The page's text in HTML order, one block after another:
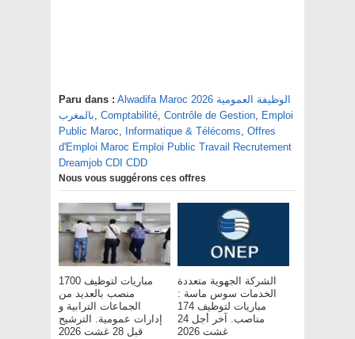
Paru dans : Alwadifa Maroc 2026 الوظيفة العمومية
بالمغرب, Comptabilité, Contrôle de Gestion, Emploi
Public Maroc, Informatique & Télécoms, Offres
d'Emploi Maroc Emploi Public Travail Recrutement
Dreamjob CDI CDD
Nous vous suggérons ces offres
مباريات لتوظيف 1700
منصب بالعديد من
الجماعات الترابية و
إدارات عمومية. الترشيح
قبل 28 غشت 2026
الشركة الجهوية متعددة
الخدمات سوس ماسة :
مباريات لتوظيف 174
مناصب. آخر أجل 24
غشت 2026